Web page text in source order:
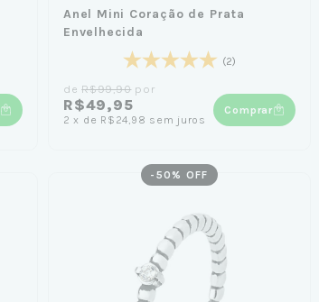
Anel Mini Coração de Prata
Envelhecida
(2)
deR$99,90por
R$49,95
2 x de R$24,98 sem juros
Comprar
- 50 % OFF